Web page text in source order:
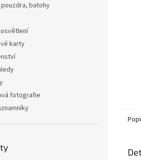
batohy
karty
fotografie